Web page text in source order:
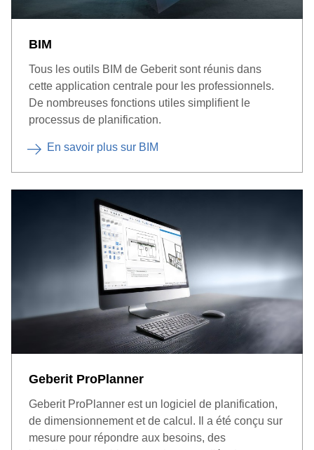
BIM
Tous les outils BIM de Geberit sont réunis dans
cette application centrale pour les professionnels.
De nombreuses fonctions utiles simplifient le
processus de planification.
En savoir plus sur BIM
Geberit ProPlanner
Geberit ProPlanner est un logiciel de planification,
de dimensionnement et de calcul. Il a été conçu sur
mesure pour répondre aux besoins, des